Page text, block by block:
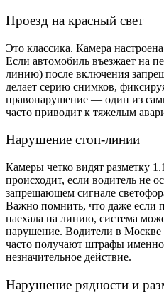
Проезд на красный свет
Это классика. Камера
Если автомобиль въезжает на
линию) после включения
делает серию снимков,
правонарушение — один из
часто приводит к тяжелым
Нарушение стоп-линии
Камеры четко видят разметку
происходит, если водитель не
запрещающем сигнале
Важно помнить, что даже если
наехала на линию, система
нарушение. Водители в Москве
часто получают штрафы именно
незначительное действие.
Нарушение рядности и